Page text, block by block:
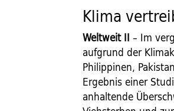
Klima
Weltweit II – Im
aufgrund der
Philippinen,
Ergebnis einer
anhaltende